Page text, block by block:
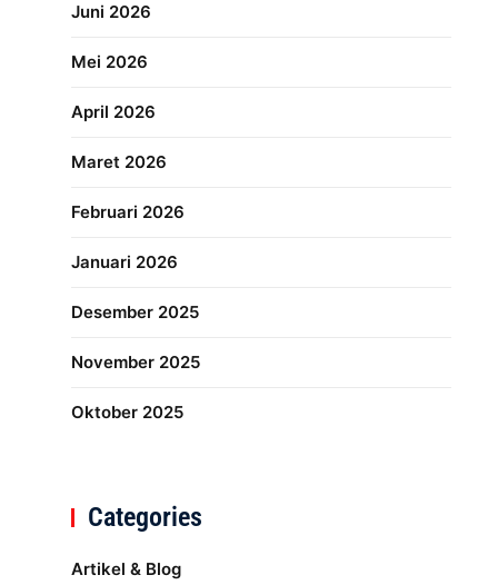
Juni 2026
Mei 2026
April 2026
Maret 2026
Februari 2026
Januari 2026
Desember 2025
November 2025
Oktober 2025
Categories
Artikel & Blog